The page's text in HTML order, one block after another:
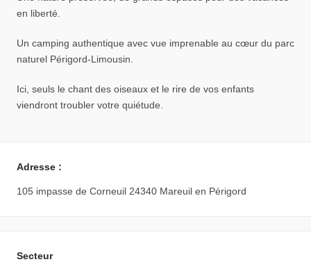
en liberté.
Un camping authentique avec vue imprenable au cœur du parc
naturel Périgord-Limousin.
Ici, seuls le chant des oiseaux et le rire de vos enfants
viendront troubler votre quiétude.
Adresse :
105 impasse de Corneuil 24340 Mareuil en Périgord
Secteur